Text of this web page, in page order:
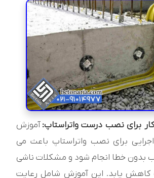
برای نصب درست واتراستاپ:آموزش
برای نصب واتراستاپ باعث می
بدون خطا انجام شود و مشکلات ناشی
کاهش یابد. این آموزش شامل رعایت